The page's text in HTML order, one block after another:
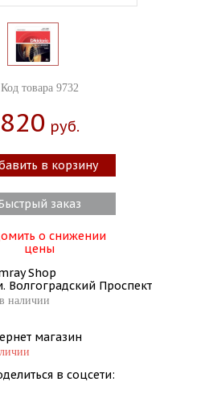
Код товара 9732
820 Руб.
в корзину
заказ
о снижении
цены
Shop
Волгоградский Проспект
наличии
магазин
в соцсети: